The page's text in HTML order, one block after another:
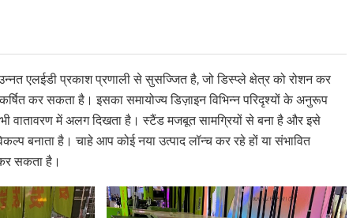
एलईडी प्रकाश प्रणाली से सुसज्जित है, जो डिस्प्ले क्षेत्र को रोशन कर
कर सकता है। इसका समायोज्य डिज़ाइन विभिन्न परिदृश्यों के अनुरूप
वातावरण में अलग दिखता है। स्टैंड मजबूत सामग्रियों से बना है और इसे
बनाता है। चाहे आप कोई नया उत्पाद लॉन्च कर रहे हों या संभावित
सकता है।